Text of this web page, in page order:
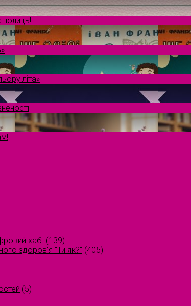
літа»
хаб. (139)
здоров'я "Ти як?" (405)
(5)